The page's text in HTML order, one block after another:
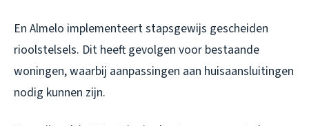
En Almelo implementeert stapsgewijs gescheiden
rioolstelsels. Dit heeft gevolgen voor bestaande
woningen, waarbij aanpassingen aan huisaansluitingen
nodig kunnen zijn.